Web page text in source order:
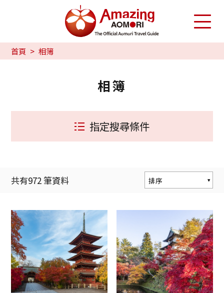
首頁 相簿
相簿
指定搜尋條件
共有972筆資料
排序